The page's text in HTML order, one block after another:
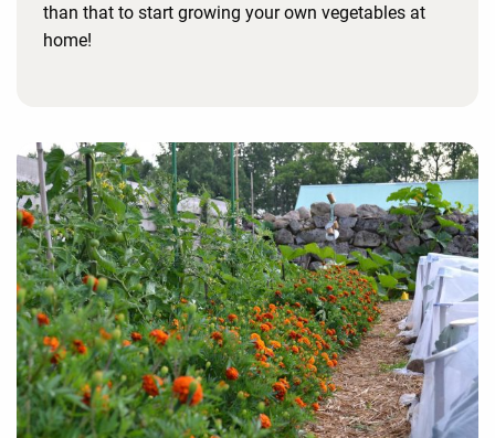
than that to start growing your own vegetables at
home!